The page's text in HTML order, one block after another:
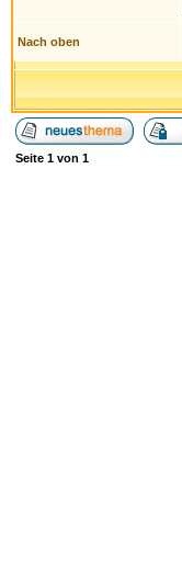
Nach oben
Seite 1 von 1